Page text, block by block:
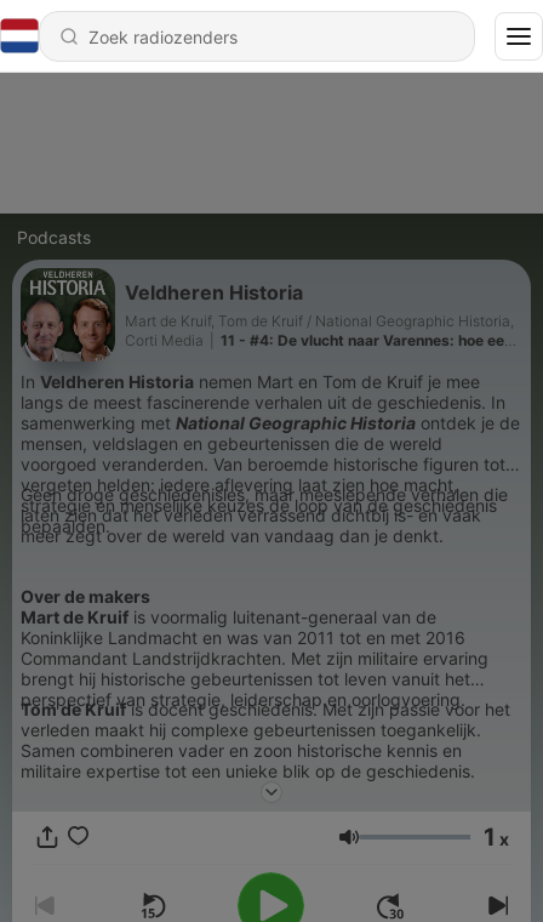
Podcasts
Veldheren Historia
Mart de Kruif, Tom de Kruif / National Geographic Historia,
Corti Media
11 - #4: De vlucht naar Varennes: hoe een
In Veldheren Historia nemen Mart en Tom de Kruif je mee
langs de meest fascinerende verhalen uit de geschiedenis. In
samenwerking met National Geographic Historia ontdek je de
mensen, veldslagen en gebeurtenissen die de wereld
voorgoed veranderden. Van beroemde historische figuren tot
vergeten helden: iedere aflevering laat zien hoe macht,
strategie en menselijke keuzes de loop van de geschiedenis
bepaalden.
Geen droge geschiedenisles, maar meeslepende verhalen die
laten zien dat het verleden verrassend dichtbij is- en vaak
meer zegt over de wereld van vandaag dan je denkt.
Over de makers
Mart de Kruif is voormalig luitenant-generaal van de
Koninklijke Landmacht en was van 2011 tot en met 2016
Commandant Landstrijdkrachten. Met zijn militaire ervaring
brengt hij historische gebeurtenissen tot leven vanuit het
perspectief van strategie, leiderschap en oorlogvoering.
Tom de Kruifis docent geschiedenis. Met zijn passie voor het
verleden maakt hij complexe gebeurtenissen toegankelijk.
Samen combineren vader en zoon historische kennis en
militaire expertise tot een unieke blik op de geschiedenis.
Volume 1 x